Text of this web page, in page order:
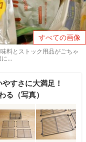
すべての画像
料とストック用品がごちゃ
に…
すさに大満足！
る（写真）